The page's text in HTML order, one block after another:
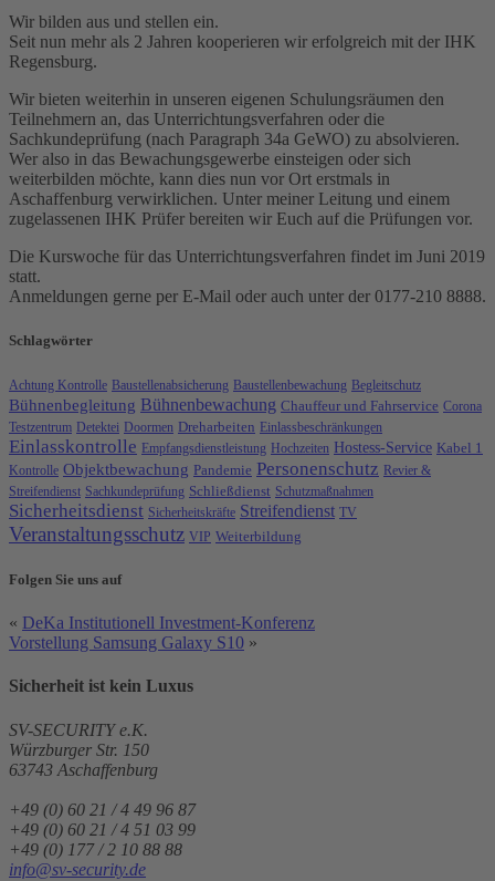
Wir bilden aus und stellen ein.
Seit nun mehr als 2 Jahren kooperieren wir erfolgreich mit der IHK
Regensburg.
Wir bieten weiterhin in unseren eigenen Schulungsräumen den
Teilnehmern an, das Unterrichtungsverfahren oder die
Sachkundeprüfung (nach Paragraph 34a GeWO) zu absolvieren.
Wer also in das Bewachungsgewerbe einsteigen oder sich
weiterbilden möchte, kann dies nun vor Ort erstmals in
Aschaffenburg verwirklichen. Unter meiner Leitung und einem
zugelassenen IHK Prüfer bereiten wir Euch auf die Prüfungen vor.
Die Kurswoche für das Unterrichtungsverfahren findet im Juni 2019
statt.
Anmeldungen gerne per E-Mail oder auch unter der 0177-210 8888.
Schlagwörter
Achtung Kontrolle Baustellenabsicherung Baustellenbewachung Begleitschutz
Bühnenbegleitung Bühnenbewachung Chauffeur und Fahrservice Corona
Testzentrum Detektei Doormen Dreharbeiten Einlassbeschränkungen
Einlasskontrolle Empfangsdienstleistung Hochzeiten Hostess-Service Kabel 1
Kontrolle Objektbewachung Pandemie Personenschutz Revier &
Streifendienst Sachkundeprüfung Schließdienst Schutzmaßnahmen
Sicherheitsdienst Sicherheitskräfte Streifendienst TV
Veranstaltungsschutz VIP Weiterbildung
Folgen Sie uns auf
« DeKa Institutionell Investment-Konferenz
Vorstellung Samsung Galaxy S10 »
Sicherheit ist kein Luxus
SV-SECURITY e.K.
Würzburger Str. 150
63743 Aschaffenburg
+49 (0) 60 21 / 4 49 96 87
+49 (0) 60 21 / 4 51 03 99
+49 (0) 177 / 2 10 88 88
info@sv-security.de